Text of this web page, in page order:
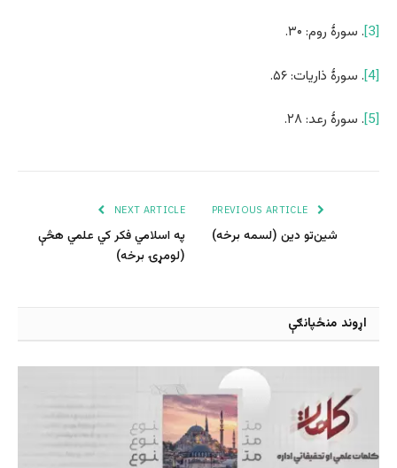
[3] . سورۀ روم: ۳۰.
[4] . سورۀ ذاریات: ۵۶.
[5] . سورۀ رعد: ۲۸.
شین‌تو دین (لسمه برخه)
NEXT ARTICLE
په اسلامي فکر کي علمي هڅې
(لومړۍ برخه)
اړوند منځپانګې